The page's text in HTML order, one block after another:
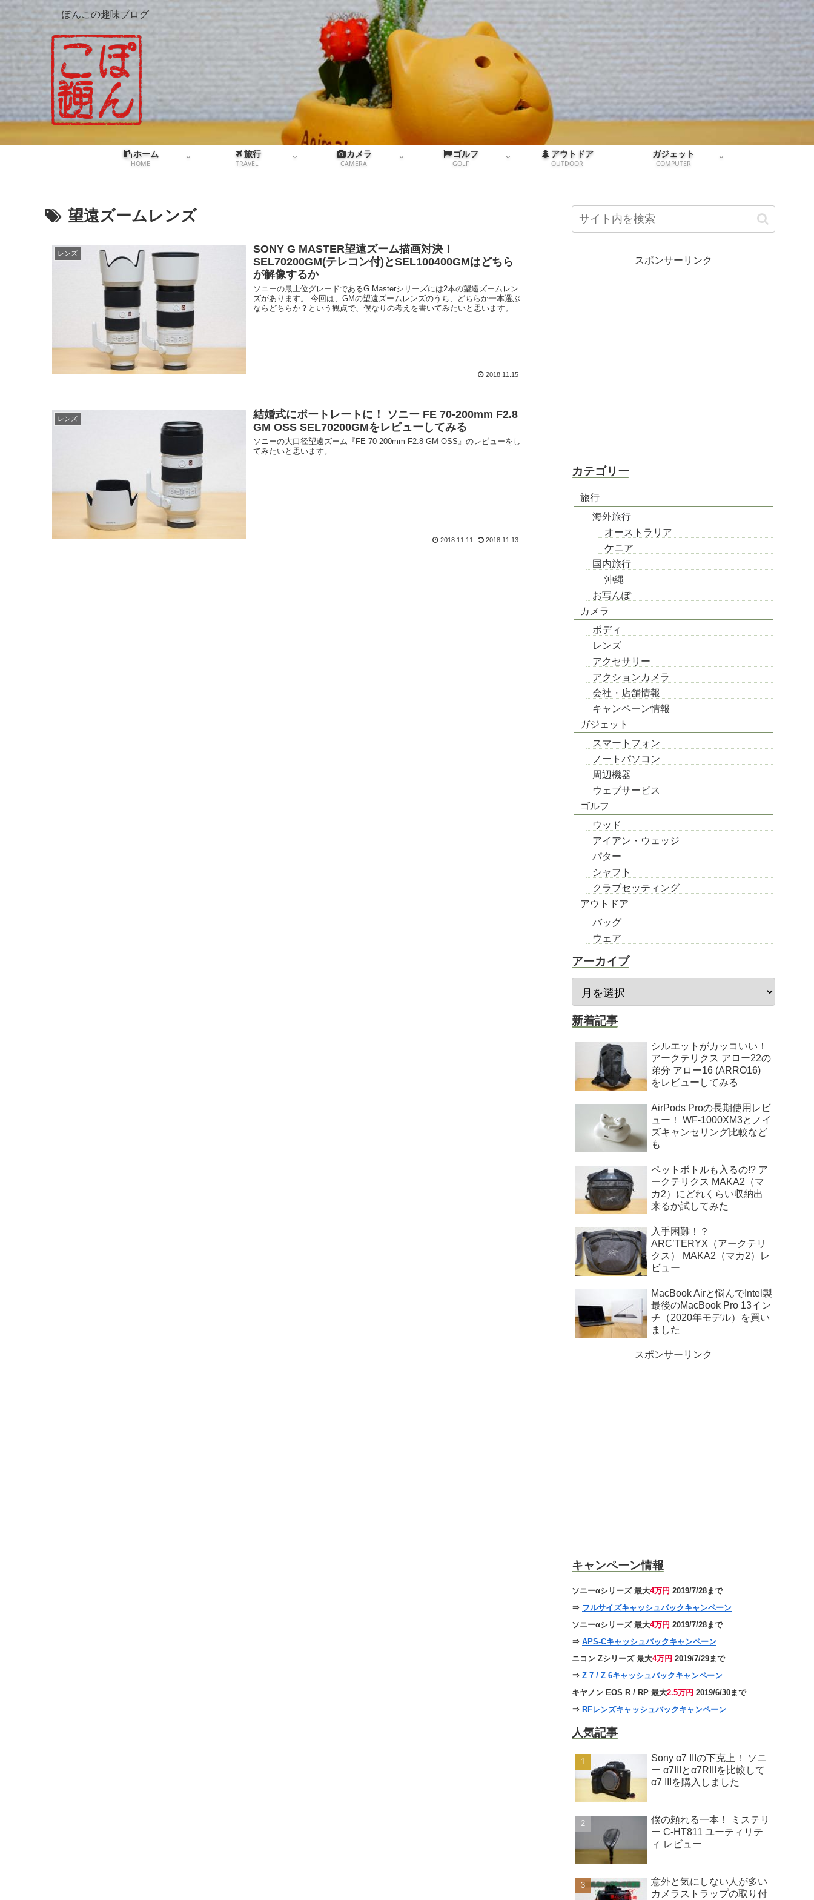
ぽんこの趣味ブログ
ホーム
HOME
旅行
TRAVEL
カメラ
CAMERA
ゴルフ
GOLF
アウトドア
OUTDOOR
ガジェット
COMPUTER
望遠ズームレンズ
レンズ
SONY G MASTER望遠ズーム描画対決！
SEL70200GM(テレコン付)とSEL100400GMはどちら
が解像するか
ソニーの最上位グレードであるG Masterシリーズには2本の望遠ズームレン
ズがあります。 今回は、GMの望遠ズームレンズのうち、どちらか一本選ぶ
ならどちらか？という観点で、僕なりの考えを書いてみたいと思います。
2018.11.15
レンズ
結婚式にポートレートに！ ソニー FE 70-200mm F2.8
GM OSS SEL70200GMをレビューしてみる
ソニーの大口径望遠ズーム『FE 70-200mm F2.8 GM OSS』のレビューをし
てみたいと思います。
2018.11.11 2018.11.13
スポンサーリンク
カテゴリー
旅行
海外旅行
オーストラリア
ケニア
国内旅行
沖縄
お写んぽ
カメラ
ボディ
レンズ
アクセサリー
アクションカメラ
会社・店舗情報
キャンペーン情報
ガジェット
スマートフォン
ノートパソコン
周辺機器
ウェブサービス
ゴルフ
ウッド
アイアン・ウェッジ
パター
シャフト
クラブセッティング
アウトドア
バッグ
ウェア
アーカイブ
新着記事
シルエットがカッコいい！
アークテリクス アロー22の
弟分 アロー16 (ARRO16)
をレビューしてみる
AirPods Proの長期使用レビ
ュー！ WF-1000XM3とノイ
ズキャンセリング比較など
も
ペットボトルも入るの!? ア
ークテリクス MAKA2（マ
カ2）にどれくらい収納出
来るか試してみた
入手困難！？
ARC’TERYX（アークテリ
クス） MAKA2（マカ2）レ
ビュー
MacBook Airと悩んでIntel製
最後のMacBook Pro 13イン
チ（2020年モデル）を買い
ました
スポンサーリンク
キャンペーン情報
ソニーαシリーズ 最大4万円 2019/7/28まで
⇒ フルサイズキャッシュバックキャンペーン
ソニーαシリーズ 最大4万円 2019/7/28まで
⇒ APS-Cキャッシュバックキャンペーン
ニコン Zシリーズ 最大4万円 2019/7/29まで
⇒ Z 7 / Z 6キャッシュバックキャンペーン
キヤノン EOS R / RP 最大2.5万円 2019/6/30まで
⇒ RFレンズキャッシュバックキャンペーン
人気記事
Sony α7 IIIの下克上！ ソニ
ー α7IIIとα7RIIIを比較して
α7 IIIを購入しました
僕の頼れる一本！ ミステリ
ー C-HT811 ユーティリテ
ィ レビュー
意外と気にしない人が多い
カメラストラップの取り付